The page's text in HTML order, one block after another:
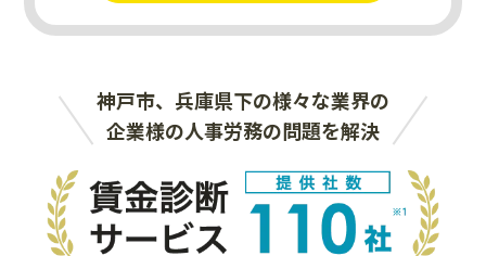
神戸市、兵庫県下の様々な業界の
企業様の人事労務の問題を解決